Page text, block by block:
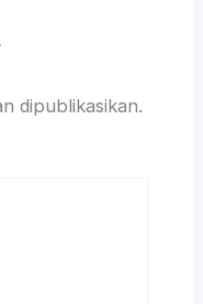
dipublikasikan.